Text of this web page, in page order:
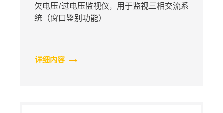
欠电压/过电压监视仪，用于监视三相交流系
统（窗口鉴别功能）
详细内容